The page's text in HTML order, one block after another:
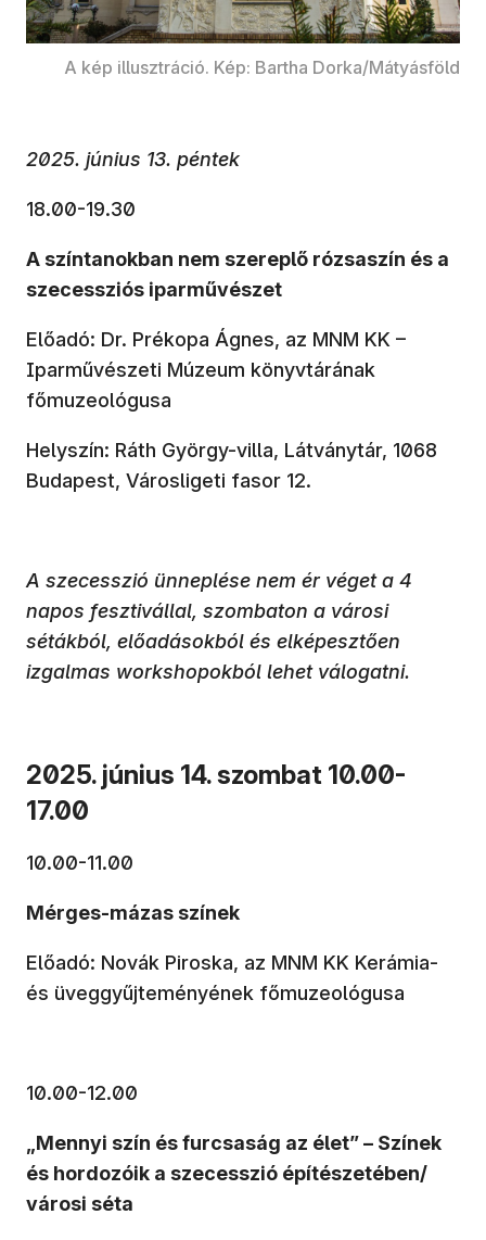
A kép illusztráció. Kép: Bartha Dorka/Mátyásföld
2025. június 13. péntek
18.00-19.30
A színtanokban nem szereplő rózsaszín és a
szecessziós iparművészet
Előadó: Dr. Prékopa Ágnes, az MNM KK –
Iparművészeti Múzeum könyvtárának
főmuzeológusa
Helyszín: Ráth György-villa, Látványtár, 1068
Budapest, Városligeti fasor 12.
A szecesszió ünneplése nem ér véget a 4
napos fesztivállal, szombaton a városi
sétákból, előadásokból és elképesztően
izgalmas workshopokból lehet válogatni.
2025. június 14. szombat 10.00-
17.00
10.00-11.00
Mérges-mázas színek
Előadó: Novák Piroska, az MNM KK Kerámia-
és üveggyűjteményének főmuzeológusa
10.00-12.00
„Mennyi szín és furcsaság az élet” – Színek
és hordozóik a szecesszió építészetében/
városi séta